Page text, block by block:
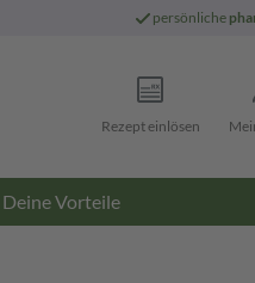
persönliche
Rezept einlösen
Deine Vorteile